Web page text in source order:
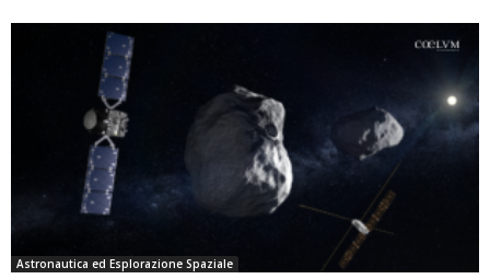
Astronautica ed Esplorazione Spaziale